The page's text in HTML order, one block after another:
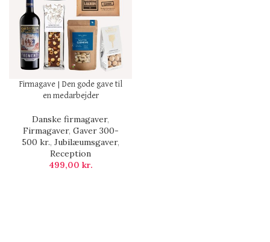
Firmagave | Den gode gave til
en medarbejder
Danske firmagaver,
Firmagaver, Gaver 300-
500 kr., Jubilæumsgaver,
Reception
499,00 kr.